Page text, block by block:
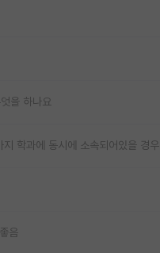
을 하나요
학과에 동시에 소속되어있을 경우
음